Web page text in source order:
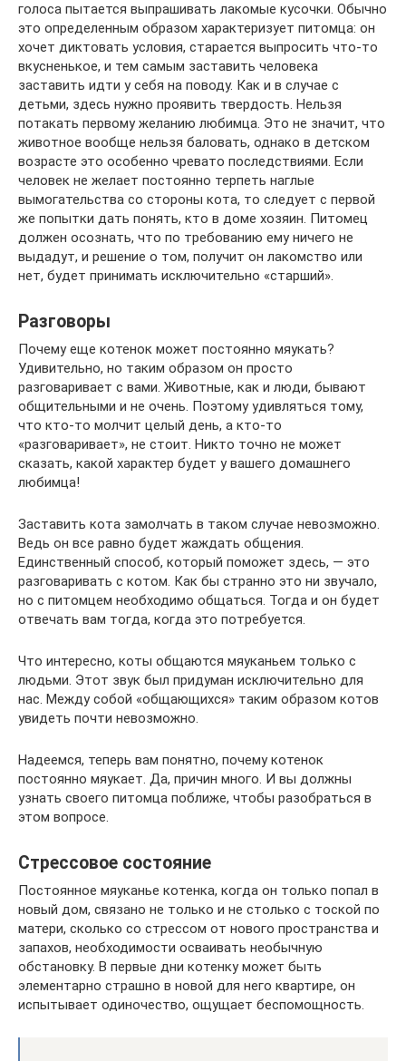
голоса пытается выпрашивать лакомые кусочки. Обычно
это определенным образом характеризует питомца: он
хочет диктовать условия, старается выпросить что-то
вкусненькое, и тем самым заставить человека
заставить идти у себя на поводу. Как и в случае с
детьми, здесь нужно проявить твердость. Нельзя
потакать первому желанию любимца. Это не значит, что
животное вообще нельзя баловать, однако в детском
возрасте это особенно чревато последствиями. Если
человек не желает постоянно терпеть наглые
вымогательства со стороны кота, то следует с первой
же попытки дать понять, кто в доме хозяин. Питомец
должен осознать, что по требованию ему ничего не
выдадут, и решение о том, получит он лакомство или
нет, будет принимать исключительно «старший».
Разговоры
Почему еще котенок может постоянно мяукать?
Удивительно, но таким образом он просто
разговаривает с вами. Животные, как и люди, бывают
общительными и не очень. Поэтому удивляться тому,
что кто-то молчит целый день, а кто-то
«разговаривает», не стоит. Никто точно не может
сказать, какой характер будет у вашего домашнего
любимца!
Заставить кота замолчать в таком случае невозможно.
Ведь он все равно будет жаждать общения.
Единственный способ, который поможет здесь, — это
разговаривать с котом. Как бы странно это ни звучало,
но с питомцем необходимо общаться. Тогда и он будет
отвечать вам тогда, когда это потребуется.
Что интересно, коты общаются мяуканьем только с
людьми. Этот звук был придуман исключительно для
нас. Между собой «общающихся» таким образом котов
увидеть почти невозможно.
Надеемся, теперь вам понятно, почему котенок
постоянно мяукает. Да, причин много. И вы должны
узнать своего питомца поближе, чтобы разобраться в
этом вопросе.
Стрессовое состояние
Постоянное мяуканье котенка, когда он только попал в
новый дом, связано не только и не столько с тоской по
матери, сколько со стрессом от нового пространства и
запахов, необходимости осваивать необычную
обстановку. В первые дни котенку может быть
элементарно страшно в новой для него квартире, он
испытывает одиночество, ощущает беспомощность.